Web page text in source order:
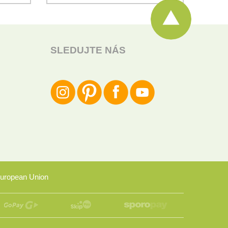
SLEDUJTE NÁS
Union